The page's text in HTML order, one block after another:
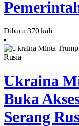
Dibaca 370 kali
Ukraina
Buka
Serang